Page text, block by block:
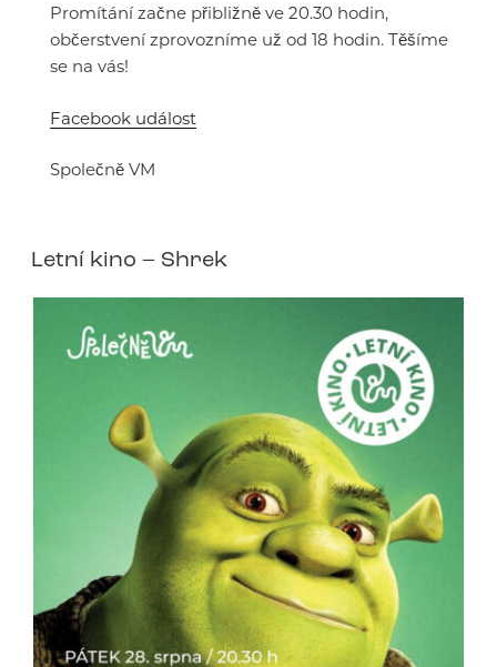
Promítání začne přibližně ve 20.30 hodin,
občerstvení zprovozníme už od 18 hodin. Těšíme
se na vás!
Facebook událost
Společně VM
Letní kino – Shrek